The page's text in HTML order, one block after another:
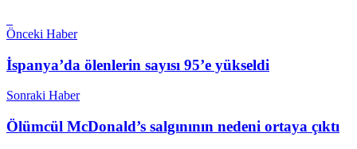
Önceki Haber
İspanya’da ölenlerin sayısı 95’e yükseldi
Sonraki Haber
Ölümcül McDonald’s salgınının nedeni ortaya çıktı